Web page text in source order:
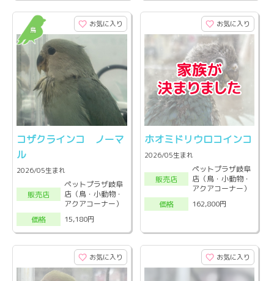
お気に入り
コザクラインコ ノーマ
ル
2026/05生まれ
販売店
ペットプラザ岐阜
店（鳥・小動物・
アクアコーナー）
価格
15,180円
お気に入り
ホオミドリウロコインコ
2026/05生まれ
販売店
ペットプラザ岐阜
店（鳥・小動物・
アクアコーナー）
価格
162,800円
お気に入り お気に入り